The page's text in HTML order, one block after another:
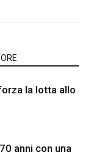
la lotta allo
anni con una